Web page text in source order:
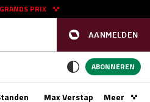
AANMELDEN
PRIX
11 - 13 sep
ABONNEREN
Max VerstappenMeer